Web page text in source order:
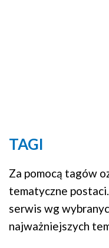
TAGI
Za pomocą tagów
tematyczne
serwis wg
najważniejszych